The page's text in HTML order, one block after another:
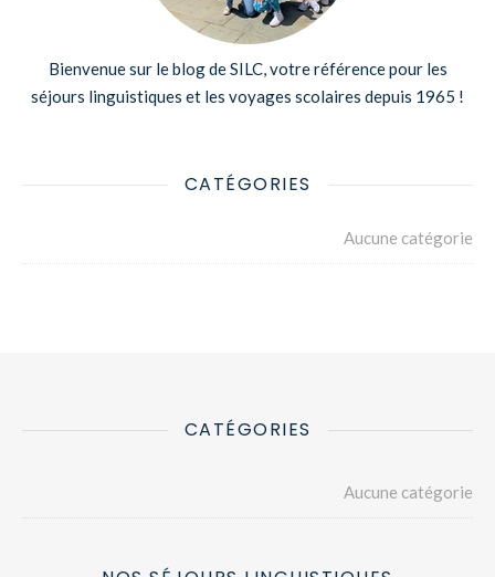
Bienvenue sur le blog de SILC, votre référence pour les
séjours linguistiques et les voyages scolaires depuis 1965 !
CATÉGORIES
Aucune catégorie
CATÉGORIES
Aucune catégorie